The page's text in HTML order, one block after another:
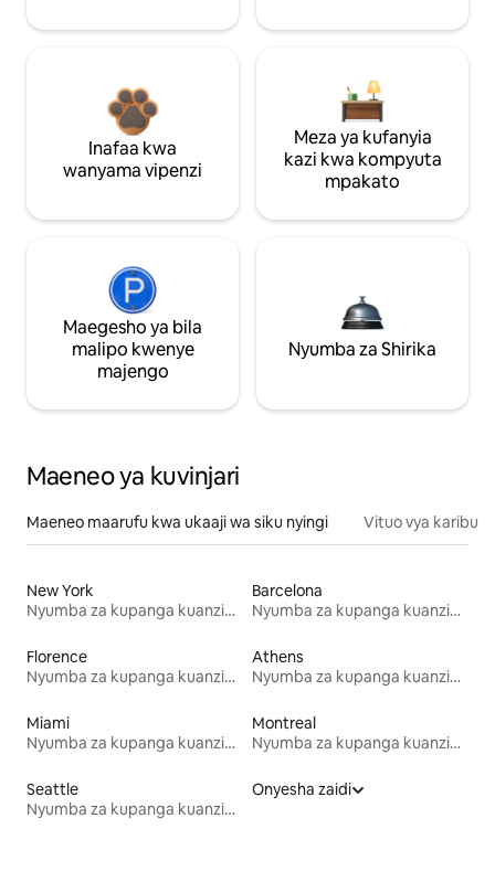
Inafaa kwa
wanyama vipenzi
Meza ya kufanyia
kazi kwa kompyuta
mpakato
Maegesho ya bila
malipo kwenye
majengo
Nyumba za Shirika
Maeneo ya kuvinjari
Maeneo maarufu kwa ukaaji wa siku nyingi Vituo vya karibu
New York
Nyumba za kupanga kuanzia mwezi mmoja
Barcelona
Nyumba za kupanga kuanzia mwezi mmoja
Florence
Nyumba za kupanga kuanzia mwezi mmoja
Athens
Nyumba za kupanga kuanzia mwezi mmoja
Miami
Nyumba za kupanga kuanzia mwezi mmoja
Montreal
Nyumba za kupanga kuanzia mwezi mmoja
Seattle
Nyumba za kupanga kuanzia mwezi mmoja
Onyesha zaidi